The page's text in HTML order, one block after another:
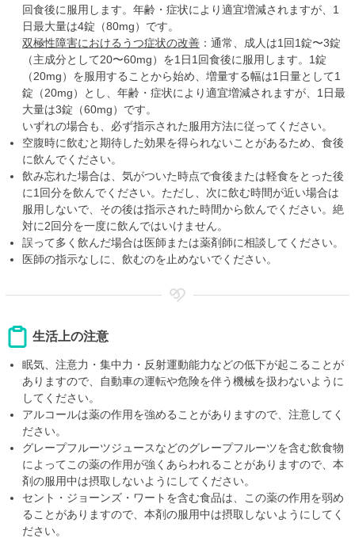
回食後に服用します。年齢・症状により適宜増減されますが、1
日最大量は4錠（80mg）です。
双極性障害におけるうつ症状の改善 ：通常、成人は1回1錠〜3錠
（主成分として20〜60mg）を1日1回食後に服用します。1錠
（20mg）を服用することから始め、増量する幅は1日量として1
錠（20mg）とし、年齢・症状により適宜増減されますが、1日最
大量は3錠（60mg）です。
いずれの場合も、必ず指示された服用方法に従ってください。
空腹時に飲むと期待した効果を得られないことがあるため、食後
に飲んでください。
飲み忘れた場合は、気がついた時点で食後または軽食をとった後
に1回分を飲んでください。ただし、次に飲む時間が近い場合は
服用しないで、その後は指示された時間から飲んでください。絶
対に2回分を一度に飲んではいけません。
誤って多く飲んだ場合は医師または薬剤師に相談してください。
医師の指示なしに、飲むのを止めないでください。
生活上の注意
眠気、注意力・集中力・反射運動能力などの低下が起こることが
ありますので、自動車の運転や危険を伴う機械を扱わないように
してください。
アルコールは薬の作用を強めることがありますので、注意してく
ださい。
グレープフルーツジュースなどのグレープフルーツを含む飲食物
によってこの薬の作用が強くあらわれることがありますので、本
剤の服用中は摂取しないようにしてください。
セント・ジョーンズ・ワートを含む食品は、この薬の作用を弱め
ることがありますので、本剤の服用中は摂取しないようにしてく
ださい。